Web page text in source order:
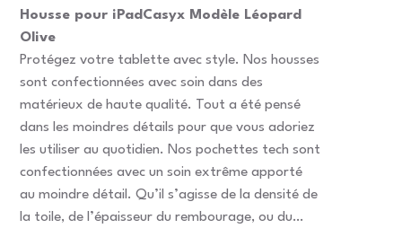
Housse pour iPadCasyx Modèle Léopard
Olive
Protégez votre tablette avec style. Nos housses
sont confectionnées avec soin dans des
matérieux de haute qualité. Tout a été pensé
dans les moindres détails pour que vous adoriez
les utiliser au quotidien. Nos pochettes tech sont
confectionnées avec un soin extrême apporté
au moindre détail. Qu’il s’agisse de la densité de
la toile, de l’épaisseur du rembourage, ou du